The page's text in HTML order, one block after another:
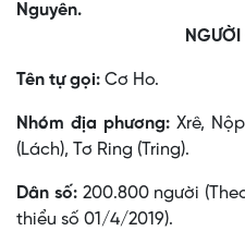
Nguyên.
Tên tự gọi: Cơ Ho.
Nhóm địa phương:Xrê,
(Lách), Tơ Ring (Tring).
Dân số: 200.800 người
thiểu số 01/4/2019).